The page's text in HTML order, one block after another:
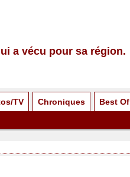
a vécu pour sa région.
TV Chroniques Best Of